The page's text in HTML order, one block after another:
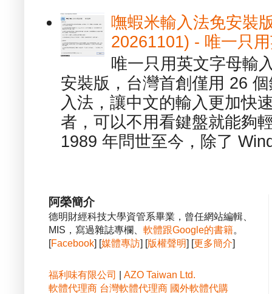
嘸蝦米輸入法免安裝
20261101) - 唯一只
唯一只用英文字母輸
安裝版，台灣首創僅用 26
入法，讓中文的輸入更加快
者，可以不用看鍵盤就能夠
1989 年問世至今，除了
阿榮簡介
德明財經科技大學資管系畢業，曾任網站編輯、
MIS，寫過雜誌專欄、 軟體跟Google的書籍。
[Facebook] [媒體專訪] [版權聲明] [更多簡介]
福利味有限公司
AZO Taiwan Ltd.
軟體代理商 台灣軟體代理商 國外軟體代購